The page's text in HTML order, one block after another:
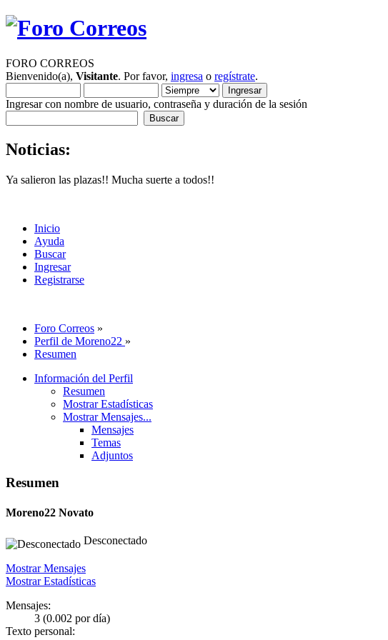
FORO CORREOS
Bienvenido(a), Visitante. Por favor, ingresa o regístrate.
Ingresar con nombre de usuario, contraseña y duración de la sesión
Noticias:
Ya salieron las plazas!! Mucha suerte a todos!!
Inicio
Ayuda
Buscar
Ingresar
Registrarse
Foro Correos »
Perfil de Moreno22 »
Resumen
Información del Perfil
Resumen
Mostrar Estadísticas
Mostrar Mensajes...
Mensajes
Temas
Adjuntos
Resumen
Moreno22 Novato
Desconectado
Mostrar Mensajes
Mostrar Estadísticas
Mensajes:
3 (0.002 por día)
Texto personal: